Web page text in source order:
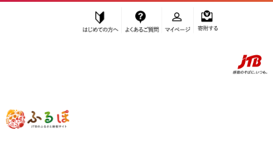
ふるぽ JTBのふるさと納税サイト
「ふるさと納税」TOP
食器・グラス